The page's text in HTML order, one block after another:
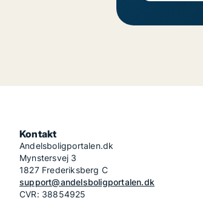
Kontakt
Andelsboligportalen.dk
Mynstersvej 3
1827 Frederiksberg C
support@andelsboligportalen.dk
CVR: 38854925